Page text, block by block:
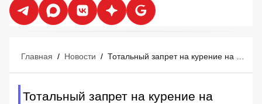
Главная / Новости /
Тотальный запрет на курение на